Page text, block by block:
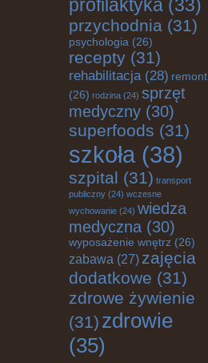
profilaktyka (33)
przychodnia (31)
psychologia (26)
recepty (31)
rehabilitacja(28) remont
(26) rodzina (24) sprzęt
medyczny (30)
superfoods (31)
szkoła (38)
szpital (31) transport
publiczny (24) wczesne
wychowanie (24) wiedza
medyczna (30)
wyposażenie wnętrz (26)
zabawa (27)zajęcia
dodatkowe (31)
zdrowe żywienie
(31) zdrowie
(35)